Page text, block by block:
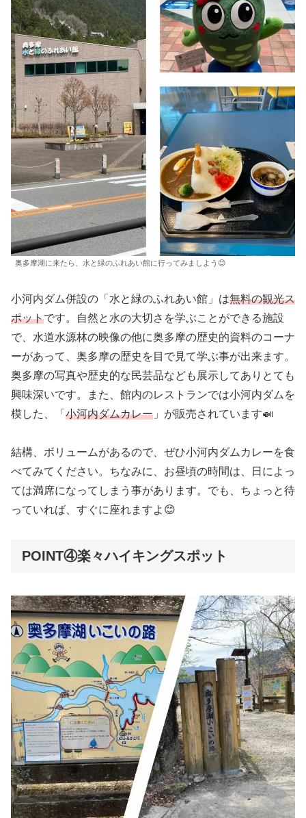
奥多摩湖に来たら、水と緑のふれあい館に行ってみましよう😊
小河内ダム併設の「水と緑のふれあい館」は無料の観光ス
ポットです。自然と水の大切さを学ぶことができる施設
で、水道水源林の映像の他に奥多摩の歴史的資料のコーナ
ーがあって、奥多摩の歴史を目で見て学ぶ事が出来ます。
奥多摩の写真や歴史的な民芸品なども展示してありとても
興味深いです。また、館内のレストランでは小河内ダムを
模した、「 小河内ダムカレー 」が販売されています🍛
結構、ボリュームがあるので、ぜひ小河内ダムカレーを食
べてみてください。ちなみに、お昼頃の時間は、日によっ
ては満席になってしまう事があります。でも、ちょっと待
っていれば、すぐに座れますよ😊
POINT④楽々ハイキングスポット